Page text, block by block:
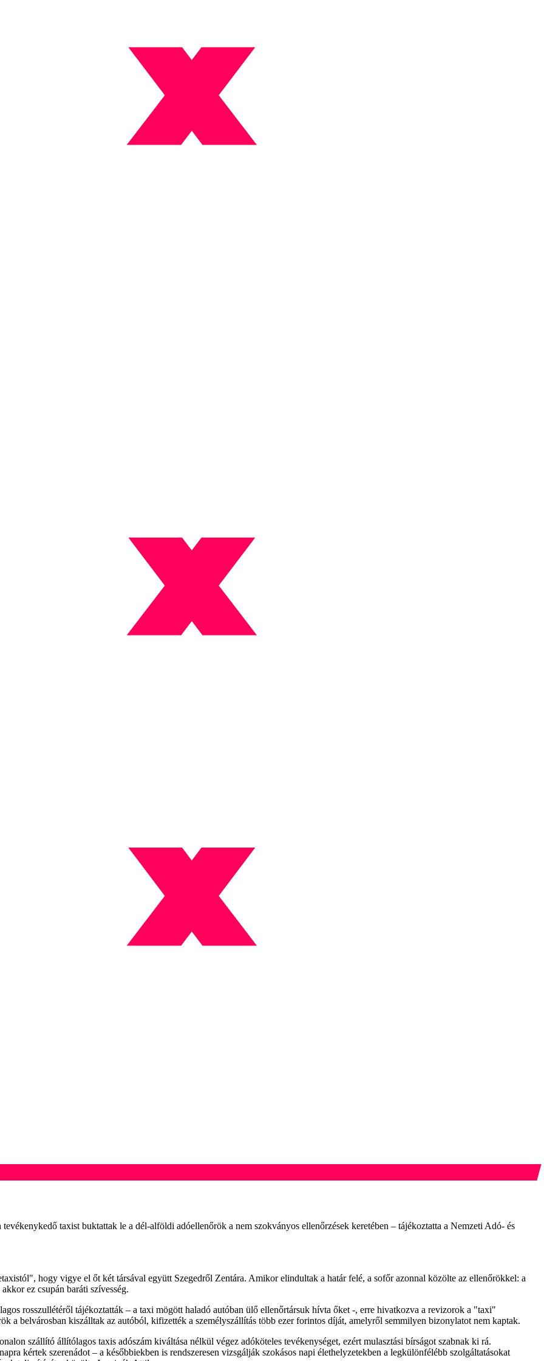
taxist buktattak le a dél-alföldi adóellenőrök a nem szokványos ellenőrzések keretében – tájékoztatta a Nemzeti Adó- és
hogy vigye el őt két társával együtt Szegedről Zentára. Amikor elindultak a határ felé, a sofőr azonnal közölte az ellenőrökkel: a
ez csupán baráti szívesség.
rosszullétéről tájékoztatták – a taxi mögött haladó autóban ülő ellenőrtársuk hívta őket -, erre hivatkozva a revizorok a "taxi"
a belvárosban kiszálltak az autóból, kifizették a személyszállítás több ezer forintos díját, amelyről semmilyen bizonylatot nem kaptak.
szállító állítólagos taxis adószám kiváltása nélkül végez adóköteles tevékenységet, ezért mulasztási bírságot szabnak ki rá.
kértek szerenádot – a későbbiekben is rendszeresen vizsgálják szokásos napi élethelyzetekben a legkülönfélébb szolgáltatásokat